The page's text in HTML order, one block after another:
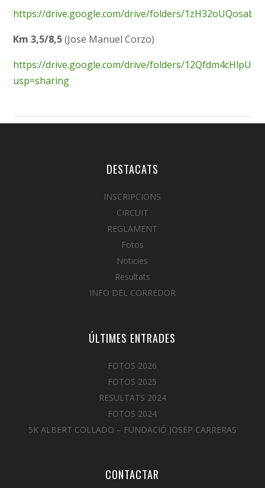
https://drive.google.com/drive/folders/
Km 3,5/8,5(Jose Manuel Corzo)
https://drive.google.com/drive/folders/
usp=sharing
DESTACATS
INSCRIPCIONS
CIRCUIT
REGLAMENT
Fotos
Noticies
Resultats
INFO DEL CORREDOR
ÚLTIMES ENTRADES
FOTOS 2026
FOTOS 2025
RESULTATS 2024
FOTOS 2024
5K ALBERT COLLADO – FUNDACIÓ JOSEP CARRERAS
CONTACTAR